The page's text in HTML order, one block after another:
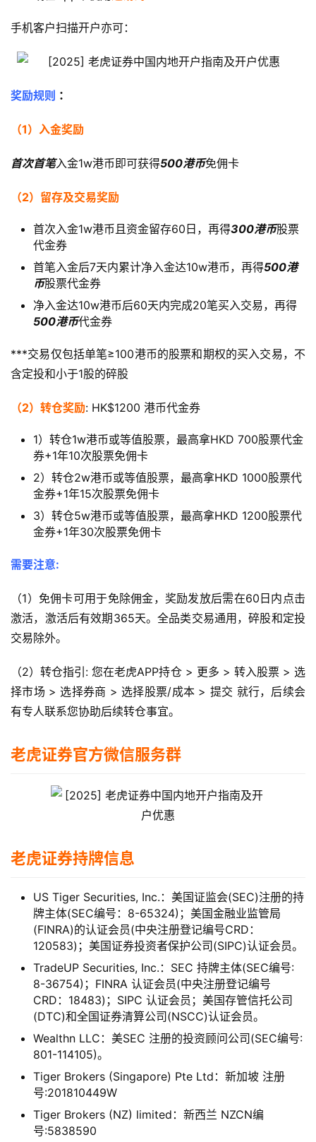
手机客户扫描开户亦可：
奖励规则 ：
（1）入金奖励
首次首笔入金1w港币即可获得500港币免佣卡
（2）留存及交易奖励
首次入金1w港币且资金留存60日，再得300港币股票
代金券
首笔入金后7天内累计净入金达10w港币，再得500港
币股票代金券
净入金达10w港币后60天内完成20笔买入交易，再得
500港币代金券
***交易仅包括单笔≥100港币的股票和期权的买入交易，不
含定投和小于1股的碎股
（2）转仓奖励: HK$1200 港币代金券
1）转仓1w港币或等值股票，最高拿HKD 700股票代金
券+1年10次股票免佣卡
2）转仓2w港币或等值股票，最高拿HKD 1000股票代
金券+1年15次股票免佣卡
3）转仓5w港币或等值股票，最高拿HKD 1200股票代
金券+1年30次股票免佣卡
需要注意:
（1）免佣卡可用于免除佣金，奖励发放后需在60日内点击
激活，激活后有效期365天。全品类交易通用，碎股和定投
交易除外。
（2）转仓指引: 您在老虎APP持仓 > 更多 > 转入股票 > 选
择市场 > 选择券商 > 选择股票/成本 > 提交 就行，后续会
有专人联系您协助后续转仓事宜。
老虎证券官方微信服务群
老虎证券持牌信息
US Tiger Securities, Inc.：美国证监会(SEC)注册的持
牌主体(SEC编号：8-65324)；美国金融业监管局
(FINRA)的认证会员(中央注册登记编号CRD：
120583)；美国证券投资者保护公司(SIPC)认证会员。
TradeUP Securities, Inc.：SEC 持牌主体(SEC编号:
8-36754)；FINRA 认证会员(中央注册登记编号
CRD：18483)；SIPC 认证会员；美国存管信托公司
(DTC)和全国证券清算公司(NSCC)认证会员。
Wealthn LLC：美SEC 注册的投资顾问公司(SEC编号:
801-114105)。
Tiger Brokers (Singapore) Pte Ltd：新加坡 注册
号:201810449W
Tiger Brokers (NZ) limited：新西兰 NZCN编
号:5838590